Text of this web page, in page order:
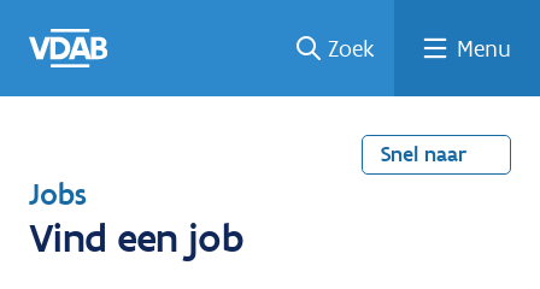
naar
een
een
job
naar
Zoek Menu
Snel naar
T
e
Jobs
Vind een job